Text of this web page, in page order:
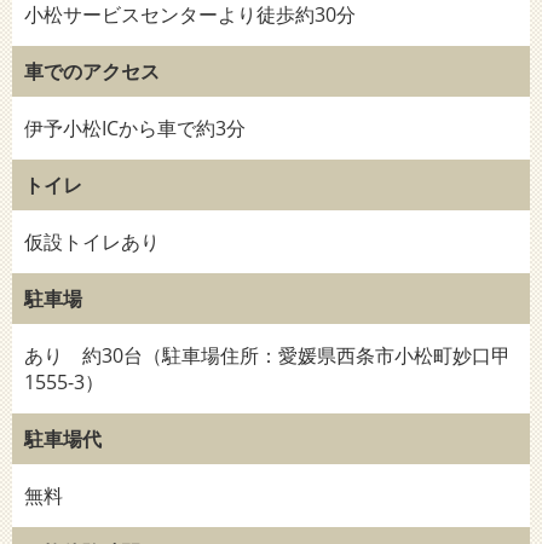
小松サービスセンターより徒歩約30分
車でのアクセス
伊予小松ICから車で約3分
トイレ
仮設トイレあり
駐車場
あり 約30台（駐車場住所：愛媛県西条市小松町妙口甲
1555-3）
駐車場代
無料